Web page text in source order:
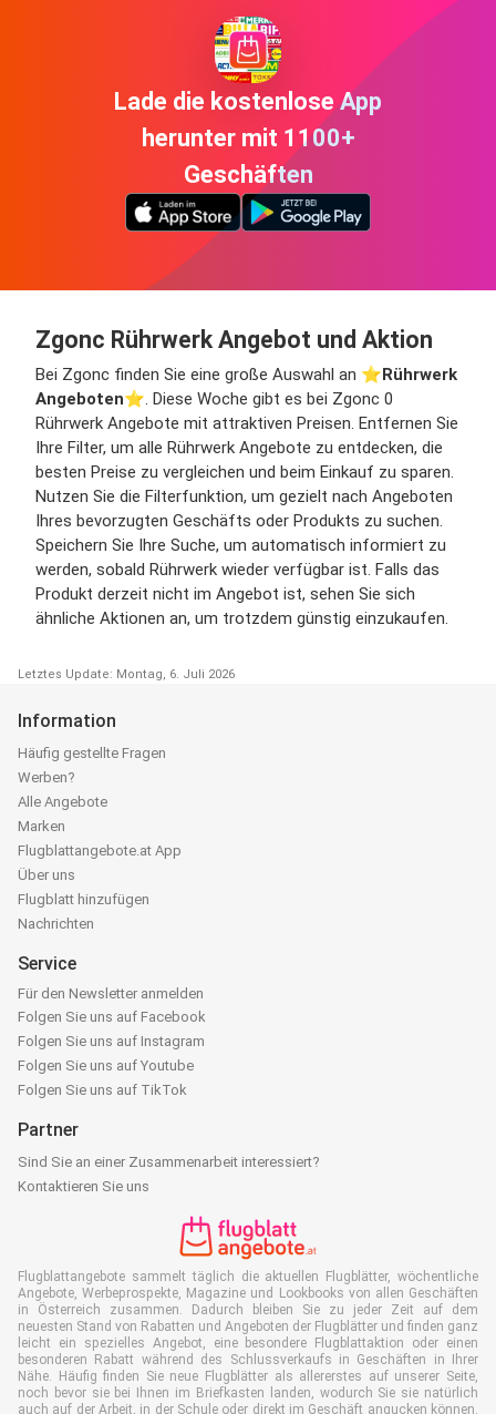
Lade die kostenlose App
herunter mit 1100+
Geschäften
Zgonc Rührwerk Angebot und Aktion
Bei Zgonc finden Sie eine große Auswahl an ⭐️Rührwerk
Angeboten⭐️. Diese Woche gibt es bei Zgonc 0
Rührwerk Angebote mit attraktiven Preisen. Entfernen Sie
Ihre Filter, um alle Rührwerk Angebote zu entdecken, die
besten Preise zu vergleichen und beim Einkauf zu sparen.
Nutzen Sie die Filterfunktion, um gezielt nach Angeboten
Ihres bevorzugten Geschäfts oder Produkts zu suchen.
Speichern Sie Ihre Suche, um automatisch informiert zu
werden, sobald Rührwerk wieder verfügbar ist. Falls das
Produkt derzeit nicht im Angebot ist, sehen Sie sich
ähnliche Aktionen an, um trotzdem günstig einzukaufen.
Letztes Update: Montag, 6. Juli 2026
Information
Häufig gestellte Fragen
Werben?
Alle Angebote
Marken
Flugblattangebote.at App
Über uns
Flugblatt hinzufügen
Nachrichten
Service
Für den Newsletter anmelden
Folgen Sie uns auf Facebook
Folgen Sie uns auf Instagram
Folgen Sie uns auf Youtube
Folgen Sie uns auf TikTok
Partner
Sind Sie an einer Zusammenarbeit interessiert?
Kontaktieren Sie uns
Flugblattangebote sammelt täglich die aktuellen Flugblätter, wöchentliche
Angebote, Werbeprospekte, Magazine und Lookbooks von allen Geschäften
in Österreich zusammen. Dadurch bleiben Sie zu jeder Zeit auf dem
neuesten Stand von Rabatten und Angeboten der Flugblätter und finden ganz
leicht ein spezielles Angebot, eine besondere Flugblattaktion oder einen
besonderen Rabatt während des Schlussverkaufs in Geschäften in Ihrer
Nähe. Häufig finden Sie neue Flugblätter als allererstes auf unserer Seite,
noch bevor sie bei Ihnen im Briefkasten landen, wodurch Sie sie natürlich
auch auf der Arbeit, in der Schule oder direkt im Geschäft angucken können.